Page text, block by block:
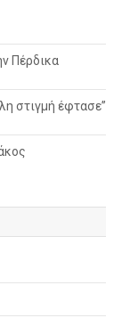
Πέρδικα
στιγμή έφτασε”